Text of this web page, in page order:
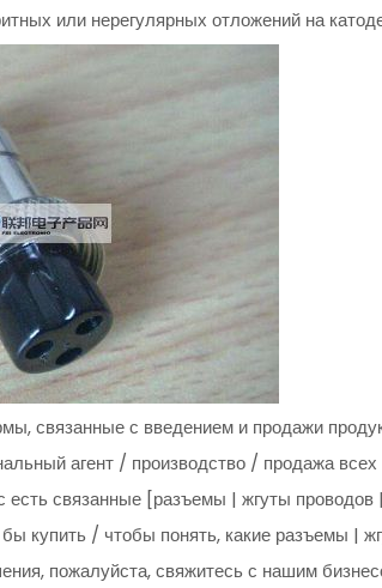
или нерегулярных отложений на
связанные с введением и продажи
агент / производство / продажа
связанные [разъемы | жгуты проводов
купить / чтобы понять, какие разъемы |
пожалуйста, свяжитесь с нашим